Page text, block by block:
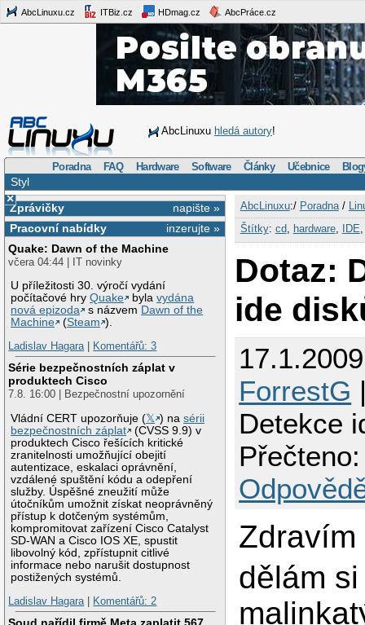
AbcLinuxu.cz ITBiz.cz HDmag.cz AbcPráce.cz
AbcLinuxu hledá autory!
Poradna FAQ Hardware Software Články Učebnice
Styl
×
napište »
Zprávičky
inzerujte »
Pracovní nabídky
Quake: Dawn of the Machine
včera 04:44 | IT novinky
U příležitosti 30. výročí vydání
počítačové hryQuake bylavydána
nová epizoda
s názvem Dawn of the
Machine
(Steam ).
Ladislav Hagara| Komentářů: 3
Série bezpečnostních záplat v
produktech Cisco
7.8. 16:00 | Bezpečnostní upozornění
Vládní CERT upozorňuje (𝕏 ) nasérii
bezpečnostních záplat
(CVSS 9.9) v
produktech Cisco řešících kritické
zranitelnosti umožňující obejití
autentizace, eskalaci oprávnění,
vzdálené spuštění kódu a odepření
služby. Úspěšné zneužití může
útočníkům umožnit získat neoprávněný
přístup k dotčeným systémům,
kompromitovat zařízení Cisco Catalyst
SD-WAN a Cisco IOS XE, spustit
libovolný kód, zpřístupnit citlivé
informace nebo narušit dostupnost
postižených systémů.
Ladislav Hagara| Komentářů: 2
AbcLinuxu:/ Poradna/
Štítky: cd, hardware, IDE
Dotaz:
ide
ForrestG
Detekce
Zdravím
dělám